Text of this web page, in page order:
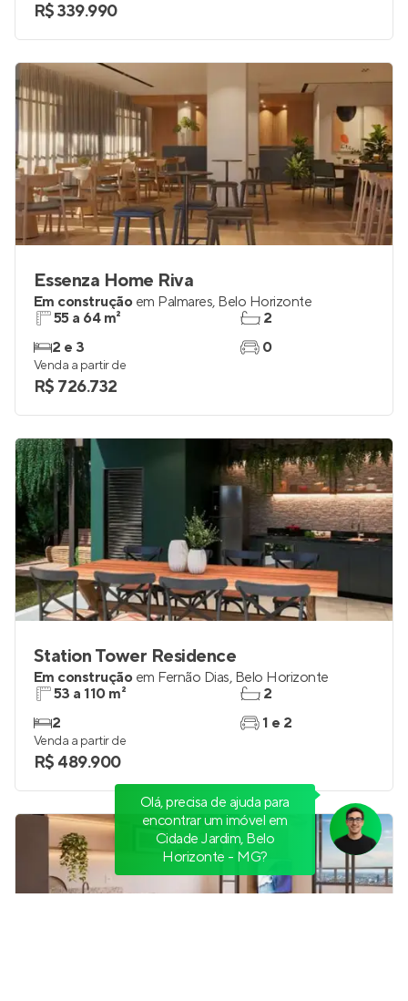
R$ 339.990
Essenza Home Riva
Em construção em Palmares, Belo Horizonte
55 a 64 m²
2 e 3
2
0
Venda a partir de
R$ 726.732
Station Tower Residence
Em construção em Fernão Dias, Belo Horizonte
53 a 110 m²
2
2
1 e 2
Venda a partir de
R$ 489.900
Olá, precisa de ajuda para
encontrar um imóvel em
Cidade Jardim, Belo
Horizonte - MG?